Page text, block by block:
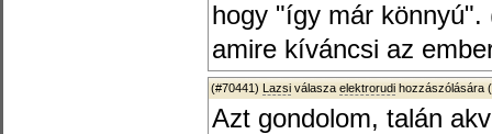
hogy "így már
amire kíváncsi az
(#70441) Lazsi válasza elektrorudi hozzászólására (
Azt gondolom, talán